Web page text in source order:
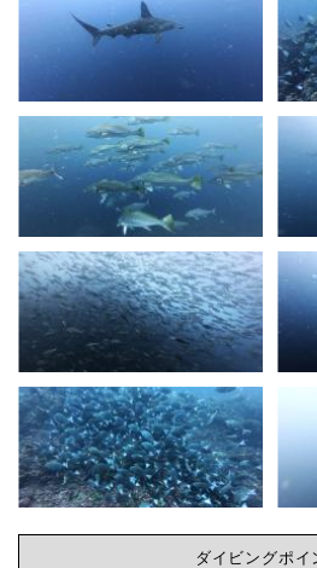
ダイビングポイ